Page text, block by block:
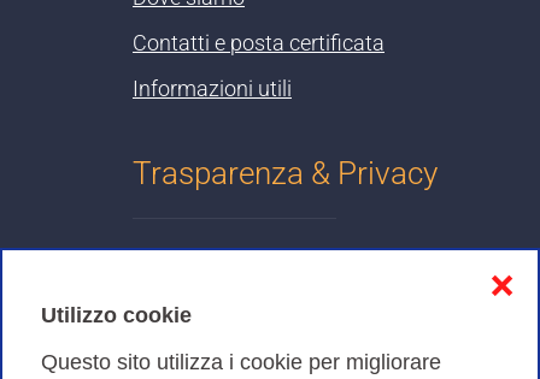
Utilizzo cookie
Questo sito utilizza i cookie per migliorare
❌
Contatti e posta certificata
Informazioni utili
Trasparenza & Privacy
Cookies Policy
Amministrazione trasparente